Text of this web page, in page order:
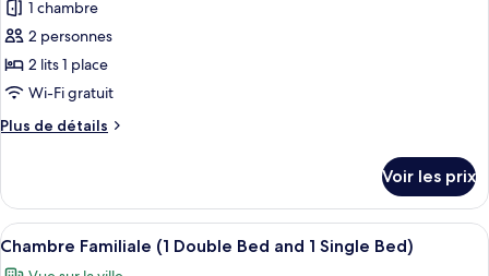
pour
ce
type
de
chambre :
Chambre
lits
jumeaux
1 chambre
2 personnes
2 lits 1 place
Wi-Fi gratuit
Plus de détails
Plus
le
type
de
Voir les prix
Afficher
toutes
Une chambre d’hôtel avec deux lits,
2
Chambre Familiale (1 Double Bed and 1 Single Bed)